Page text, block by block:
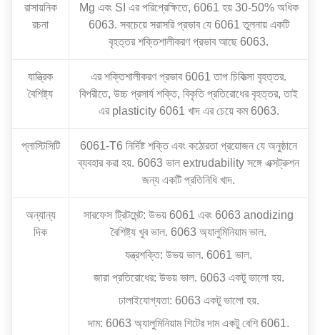
রাসায়নিক
রচনা
Mg এবং SI এর পরিপ্রেক্ষিতে, 6061 হয় 30-50% অধিক
6063. সবচেয়ে সরাসরি প্রভাব যে 6061 তুলনায় একটি
বৃহত্তর শক্তিশালীকরণ প্রভাব আছে 6063.
যান্ত্রিক
বৈশিষ্ট্য
এর শক্তিশালীকরণ প্রভাব 6061 তাপ চিকিত্সা বৃহত্তর.
বিপরীতে, উচ্চ প্রসার্য শক্তি, বিকৃতি প্রতিরোধের বৃহত্তর, তাই
এর plasticity 6061 খাদ এর চেয়ে কম 6063.
প্লাস্টিসিটি
6061-T6 নির্দিষ্ট শক্তি এবং কঠোরতা প্রয়োজন যে অনুষ্ঠানে
ব্যবহার করা হয়. 6063 ভাল extrudability সঙ্গে এক্সট্রুশন
জন্য একটি প্রতিনিধি খাদ.
অন্যান্য
দিক
সারফেস ট্রিটমেন্ট: উভয় 6061 এবং 6063 anodizing
বৈশিষ্ট্য খুব ভাল. 6063 অ্যালুমিনিয়াম ভাল.
যন্ত্রশক্তি: উভয় ভাল. 6061 ভাল.
জারা প্রতিরোধের: উভয় ভাল. 6063 একটু ভালো হয়.
ঢালাইযোগ্যতা: 6063 একটু ভালো হয়.
দাম: 6063 অ্যালুমিনিয়াম শিটের দাম একটু বেশি 6061.